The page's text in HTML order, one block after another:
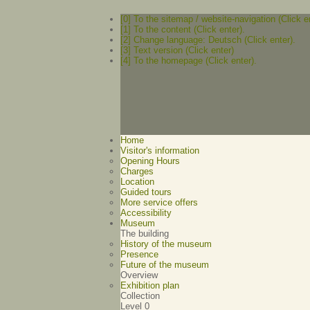
[0] To the sitemap / website-navigation (Click
[1] To the content (Click enter).
[2] Change language: Deutsch (Click enter).
[3] Text version (Click enter)
[4] To the homepage (Click enter).
Home
Visitor's information
Opening Hours
Charges
Location
Guided tours
More service offers
Accessibility
Museum
The building
History of the museum
Presence
Future of the museum
Overview
Exhibition plan
Collection
Level 0